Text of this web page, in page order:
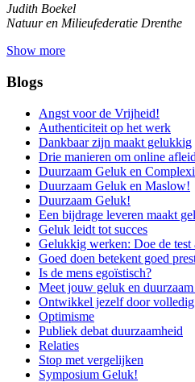
Judith Boekel
Natuur en Milieufederatie Drenthe
Show more
Blogs
Angst voor de Vrijheid!
Authenticiteit op het werk
Dankbaar zijn maakt gelukkig
Drie manieren om online
Duurzaam Geluk en
Duurzaam Geluk en Maslow!
Duurzaam Geluk!
Een bijdrage leveren maakt
Geluk leidt tot succes
Gelukkig werken: Doe de
Goed doen betekent goed
Is de mens egoïstisch?
Meet jouw geluk en
Ontwikkel jezelf door
Optimisme
Publiek debat duurzaamheid
Relaties
Stop met vergelijken
Symposium Geluk!